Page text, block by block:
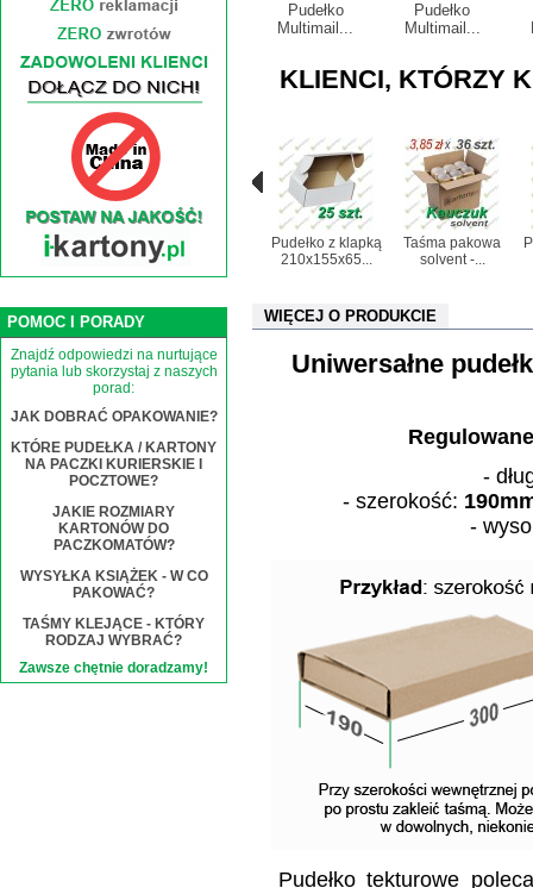
POMOC I PORADY
Znajdź odpowiedzi na nurtujące
pytania lub skorzystaj z naszych
porad:
JAK DOBRAĆ OPAKOWANIE?
KTÓRE PUDEŁKA / KARTONY
NA PACZKI KURIERSKIE I
POCZTOWE?
JAKIE ROZMIARY
KARTONÓW DO
PACZKOMATÓW?
WYSYŁKA KSIĄŻEK - W CO
PAKOWAĆ?
TAŚMY KLEJĄCE - KTÓRY
RODZAJ WYBRAĆ?
Zawsze chętnie doradzamy!
Pudełko
Multimail...
Pudełko
Multimail...
KLIENCI, KTÓRZY
Pudełko z klapką
210x155x65...
Taśma pakowa
solvent -...
WIĘCEJ O PRODUKCIE
Uniwersałne
-
- szerokość:
-
Pudełko tekturowe